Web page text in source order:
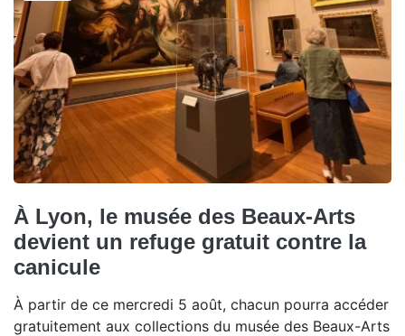
À Lyon, le musée des Beaux-Arts
devient un refuge gratuit contre la
canicule
À partir de ce mercredi 5 août, chacun pourra accéder
gratuitement aux collections du musée des Beaux-Arts